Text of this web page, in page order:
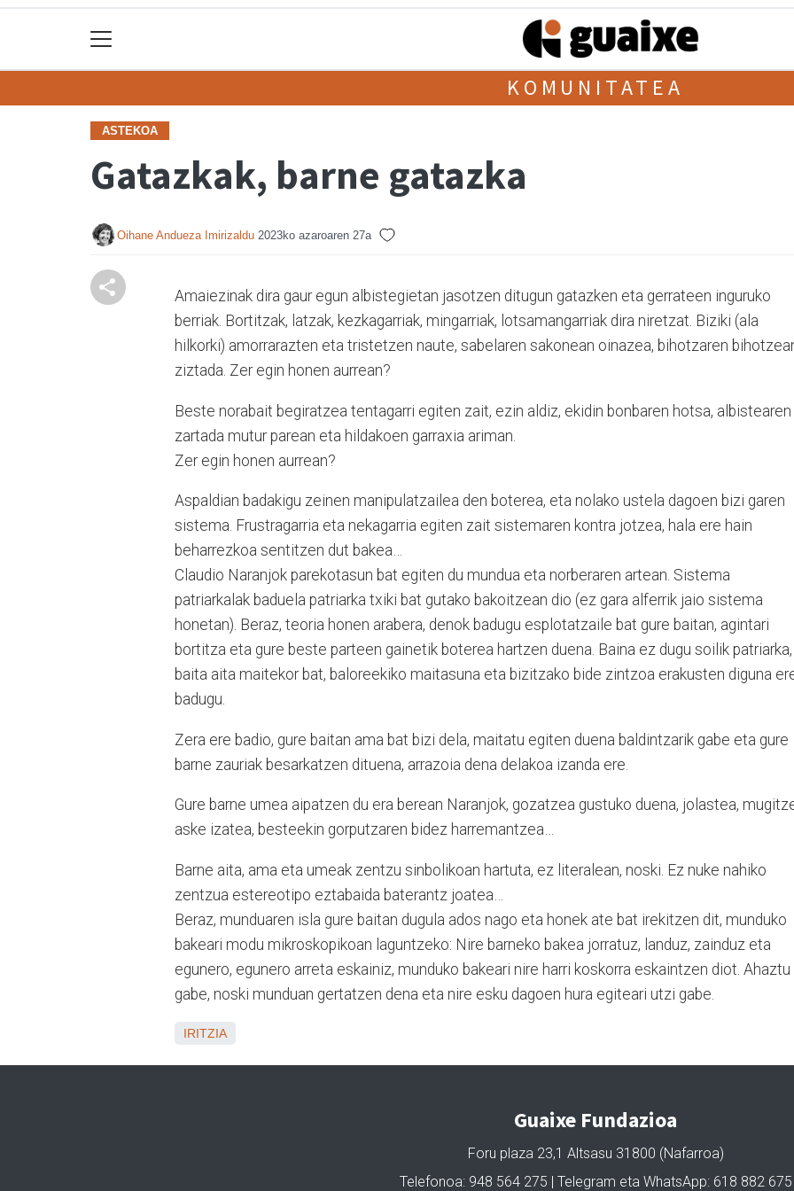
KOMUNITATEA
ASTEKOA
Gatazkak, barne gatazka
Oihane Andueza Imirizaldu 2023ko azaroaren 27a
Amaiezinak dira gaur egun albistegietan jasotzen ditugun gatazken eta gerrateen inguruko
berriak. Bortitzak, latzak, kezkagarriak, mingarriak, lotsamangarriak dira niretzat. Biziki (ala
hilkorki) amorrarazten eta tristetzen naute, sabelaren sakonean oinazea, bihotzaren
ziztada. Zer egin honen aurrean?
Beste norabait begiratzea tentagarri egiten zait, ezin aldiz, ekidin bonbaren hotsa, albistearen
zartada mutur parean eta hildakoen garraxia ariman.
Zer egin honen aurrean?
Aspaldian badakigu zeinen manipulatzailea den boterea, eta nolako ustela dagoen bizi garen
sistema. Frustragarria eta nekagarria egiten zait sistemaren kontra jotzea, hala ere hain
beharrezkoa sentitzen dut bakea…
Claudio Naranjok parekotasun bat egiten du mundua eta norberaren artean. Sistema
patriarkalak baduela patriarka txiki bat gutako bakoitzean dio (ez gara alferrik jaio sistema
honetan). Beraz, teoria honen arabera, denok badugu esplotatzaile bat gure baitan, agintari
bortitza eta gure beste parteen gainetik boterea hartzen duena. Baina ez dugu soilik patriarka,
baita aita maitekor bat, baloreekiko maitasuna eta bizitzako bide zintzoa erakusten diguna
badugu.
Zera ere badio, gure baitan ama bat bizi dela, maitatu egiten duena baldintzarik gabe eta gure
barne zauriak besarkatzen dituena, arrazoia dena delakoa izanda ere.
Gure barne umea aipatzen du era berean Naranjok, gozatzea gustuko duena, jolastea,
aske izatea, besteekin gorputzaren bidez harremantzea…
Barne aita, ama eta umeak zentzu sinbolikoan hartuta, ez literalean, noski. Ez nuke nahiko
zentzua estereotipo eztabaida baterantz joatea…
Beraz, munduaren isla gure baitan dugula ados nago eta honek ate bat irekitzen dit, munduko
bakeari modu mikroskopikoan laguntzeko: Nire barneko bakea jorratuz, landuz, zainduz eta
egunero, egunero arreta eskainiz, munduko bakeari nire harri koskorra eskaintzen diot. Ahaztu
gabe, noski munduan gertatzen dena eta nire esku dagoen hura egiteari utzi gabe.
IRITZIA
Guaixe Fundazioa
Foru plaza 23,1 Altsasu 31800 (Nafarroa)
Telefonoa: 948 564 275 | Telegram eta WhatsApp: 618 882 675